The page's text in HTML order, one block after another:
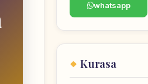
whatsapp
Kurasa